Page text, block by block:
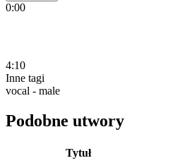
0:00
4:10
Inne tagi
vocal - male
Podobne utwory
Tytuł